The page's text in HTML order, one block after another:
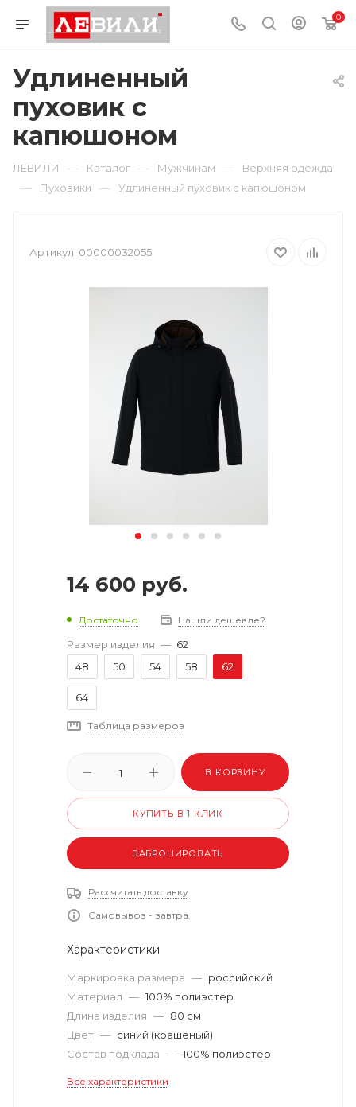
0
Удлиненный
пуховик с
капюшоном
ЛЕВИЛИ — Каталог — Мужчинам — Верхняя одежда
— Пуховики — Удлиненный пуховик с капюшоном
Артикул: 00000032055
14 600 руб.
Достаточно Нашли дешевле?
Размер изделия — 62
48
50 54 58 62
64
Таблица размеров
В КОРЗИНУ
КУПИТЬ В 1 КЛИК
ЗАБРОНИРОВАТЬ
Рассчитать доставку
Самовывоз - завтра.
Характеристики
Маркировка размера — российский
Материал — 100% полиэстер
Длина изделия — 80 см
Цвет — синий (крашеный)
Состав подклада — 100% полиэстер
Все характеристики